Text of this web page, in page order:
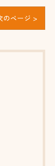
のページ >